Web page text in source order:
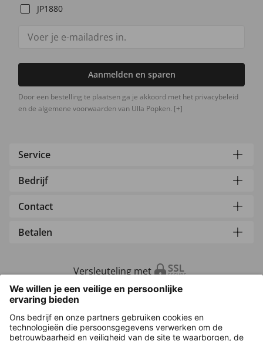
JP1880
Aanmelden en sparen
Door een bestelling te plaatsen ga je akkoord met het privacybeleid
en de algemene voorwaarden van Ulla Popken. [+]
Service
Bedrijf
Contact
Betalen
Versleuteling met
Overige webwinkels